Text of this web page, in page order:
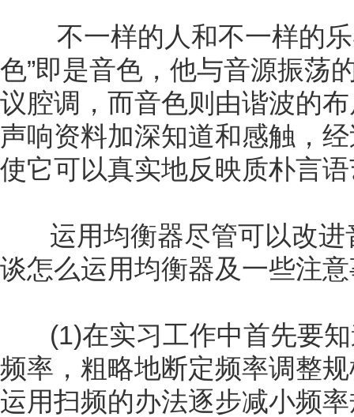
不一样的人和不一样的乐
色”即是音色，他与音源振荡
议腔调，而音色则由谐波的
声响资料加深知道和感触，
使它可以真实地反映质朴言
运用均衡器尽管可以改进
谈怎么运用均衡器及一些注
(1)在实习工作中首先要知
频率，粗略地断定频率调整
运用扫频的办法逐步减小频